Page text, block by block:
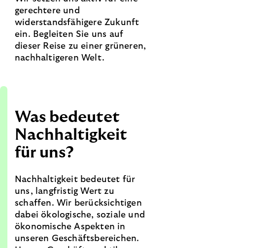
gerechtere und
widerstandsfähigere Zukunft
ein. Begleiten Sie uns auf
dieser Reise zu einer grüneren,
nachhaltigeren Welt.
Was bedeutet
Nachhaltigkeit
für uns?
Nachhaltigkeit bedeutet für
uns, langfristig Wert zu
schaffen. Wir berücksichtigen
dabei ökologische, soziale und
ökonomische Aspekten in
unseren Geschäftsbereichen.